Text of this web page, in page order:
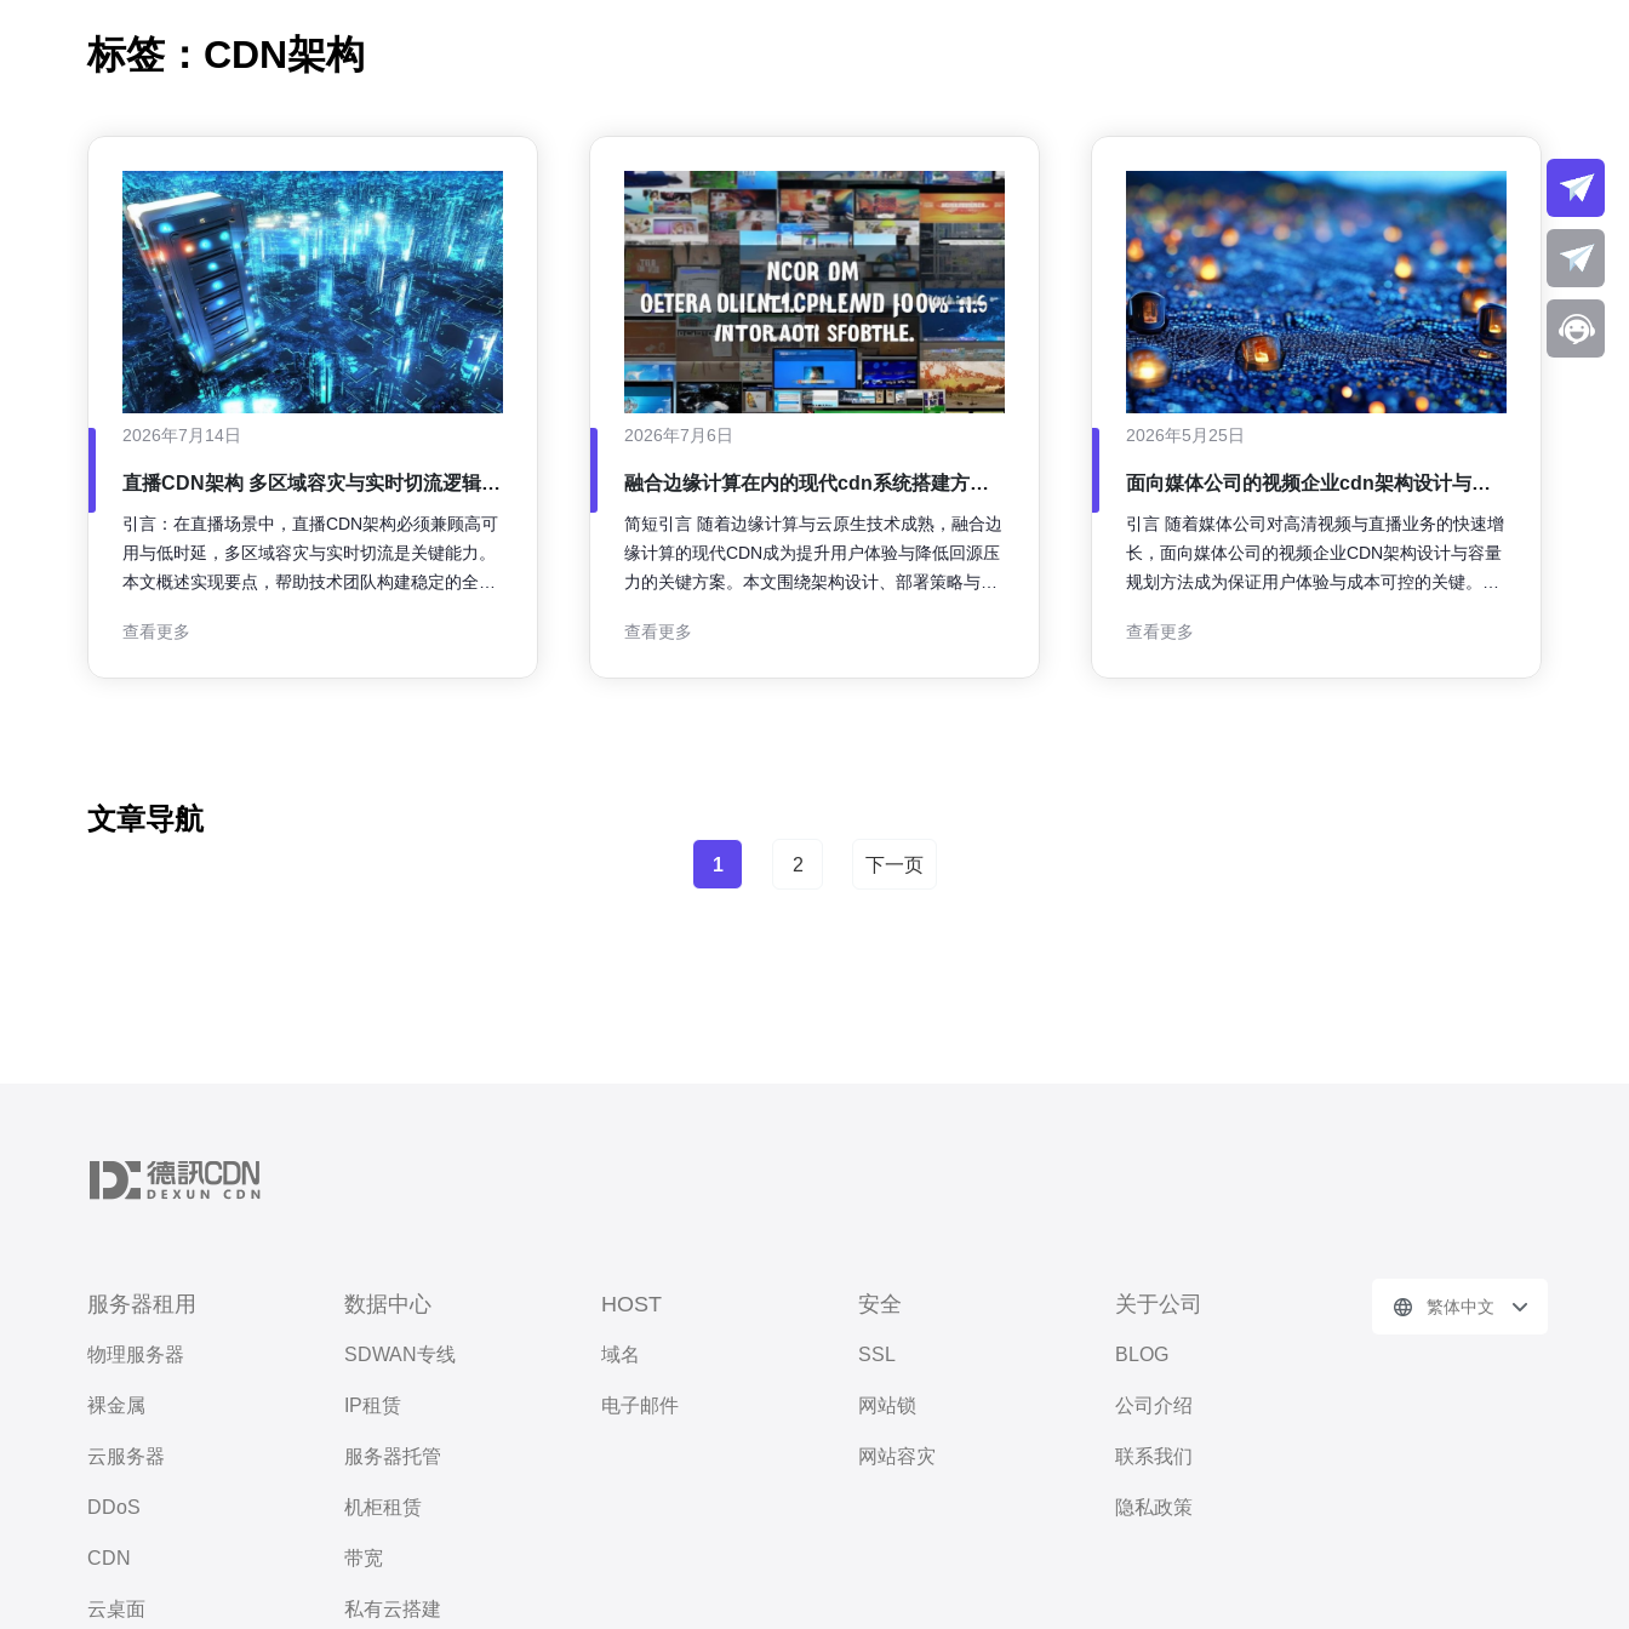
标签：CDN架构
2026年7月14日
直播CDN架构 多区域容灾与实时切流逻辑的
引言：在直播场景中，直播CDN架构必须兼顾高可
用与低时延，多区域容灾与实时切流是关键能力。
本文概述实现要点，帮助技术团队构建稳定的全球
CDN架构通常由采集端、边缘节点、回源中心与控
查看更多
2026年7月6日
融合边缘计算在内的现代cdn系统搭建方案
简短引言 随着边缘计算与云原生技术成熟，融合边
缘计算的现代CDN成为提升用户体验与降低回源压
力的关键方案。本文围绕架构设计、部署策略与系
构建稳定、低延迟的内容分发平台。 现代CDN与边
查看更多
2026年5月25日
面向媒体公司的视频企业cdn架构设计与容
引言 随着媒体公司对高清视频与直播业务的快速增
长，面向媒体公司的视频企业CDN架构设计与容量
规划方法成为保证用户体验与成本可控的关键。本
与容量规划流程，提供可操作的思路与衡量指标，
查看更多
文章导航
1 2 下一页
服务器租用
物理服务器
裸金属
云服务器
DDoS
CDN
云桌面
数据中心
SDWAN专线
IP租赁
服务器托管
机柜租赁
带宽
私有云搭建
HOST
域名
电子邮件
安全
SSL
网站锁
网站容灾
关于公司
BLOG
公司介绍
联系我们
隐私政策
繁体中文